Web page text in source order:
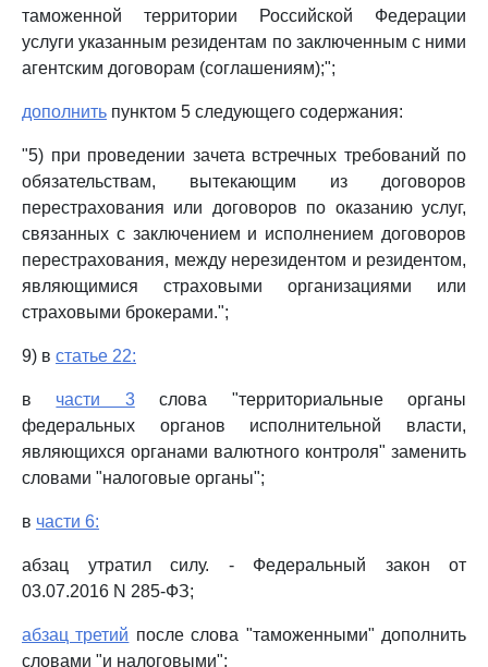
таможенной территории Российской Федерации
услуги указанным резидентам по заключенным с ними
агентским договорам (соглашениям);";
дополнить пунктом 5 следующего содержания:
"5) при проведении зачета встречных требований по
обязательствам, вытекающим из договоров
перестрахования или договоров по оказанию услуг,
связанных с заключением и исполнением договоров
перестрахования, между нерезидентом и резидентом,
являющимися страховыми организациями или
страховыми брокерами.";
9) в статье 22:
в части 3слова "территориальные органы
федеральных органов исполнительной власти,
являющихся органами валютного контроля" заменить
словами "налоговые органы";
в части 6:
абзац утратил силу. - Федеральный закон от
03.07.2016 N 285-ФЗ;
абзац третий после слова "таможенными" дополнить
словами "и налоговыми";